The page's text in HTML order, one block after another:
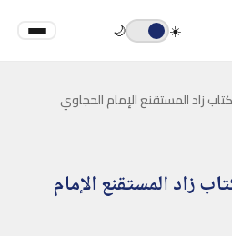
☀️
🌙
زاد المستقنع الإمام الحجاوي
زاد المستقنع الإمام